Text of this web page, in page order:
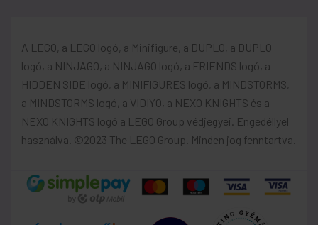
A LEGO, a LEGO logó, a Minifigure, a DUPLO, a DUPLO
logó, a NINJAGO, a NINJAGO logó, a FRIENDS logó, a
HIDDEN SIDE logó, a MINIFIGURES logó, a MINDSTORMS,
a MINDSTORMS logó, a VIDIYO, a NEXO KNIGHTS és a
NEXO KNIGHTS logó a LEGO Group védjegyei. Engedéllyel
használva. ©2023 The LEGO Group. Minden jog fenntartva.